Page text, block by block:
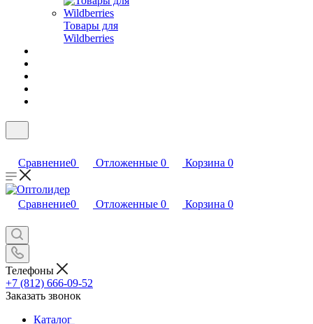
Товары для
Wildberries
Сравнение0 Отложенные 0 Корзина 0
Сравнение0 Отложенные 0 Корзина 0
Телефоны
+7 (812) 666-09-52
Заказать звонок
Каталог